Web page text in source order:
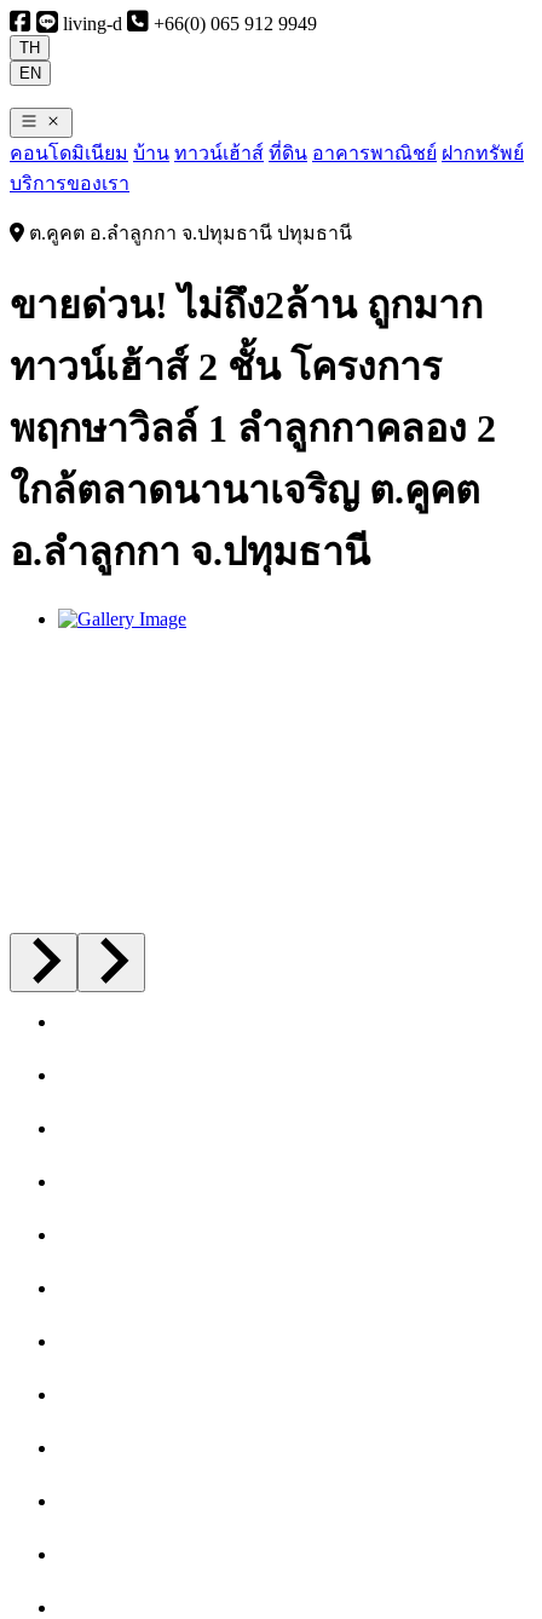
living-d +66(0) 065 912 9949
TH
EN
คอนโดมิเนียม บ้าน ทาวน์เฮ้าส์ ที่ดิน อาคารพาณิชย์ ฝากทรัพย์
บริการของเรา
ต.คูคต อ.ลำลูกกา จ.ปทุมธานี ปทุมธานี
ขายด่วน! ไม่ถึง2ล้าน ถูกมาก
ทาวน์เฮ้าส์ 2 ชั้น โครงการ
พฤกษาวิลล์ 1 ลำลูกกาคลอง 2
ใกล้ตลาดนานาเจริญ ต.คูคต
อ.ลำลูกกา จ.ปทุมธานี